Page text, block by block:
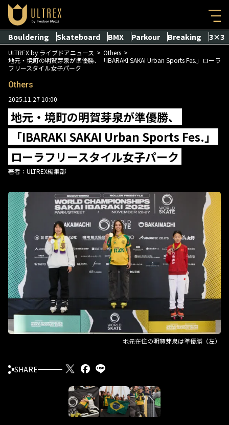
Bouldering Skateboard BMX Parkour Breaking 3×3
ULTREX by ライブドアニュース
Others
地元・境町の明賀芽泉が準優勝、「IBARAKI SAKAI Urban Sports Fes.」ローラ
フリースタイル女子パーク
Others
2025.11.27 10:00
地元・境町の明賀芽泉が準優勝、
「IBARAKI SAKAI Urban Sports Fes.」
ローラフリースタイル女子パーク
著者： ULTREX編集部
SHARE
地元在住の明賀芽泉は準優勝（左）